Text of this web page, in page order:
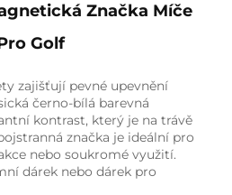
Značka Míče
Golf
zajišťují pevné upevnění
černo-bílá barevná
kontrast, který je na trávě
značka je ideální pro
nebo soukromé využití.
dárek nebo dárek pro